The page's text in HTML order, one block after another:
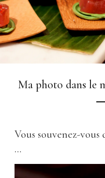
Ma photo dans le
Vous souvenez-
…